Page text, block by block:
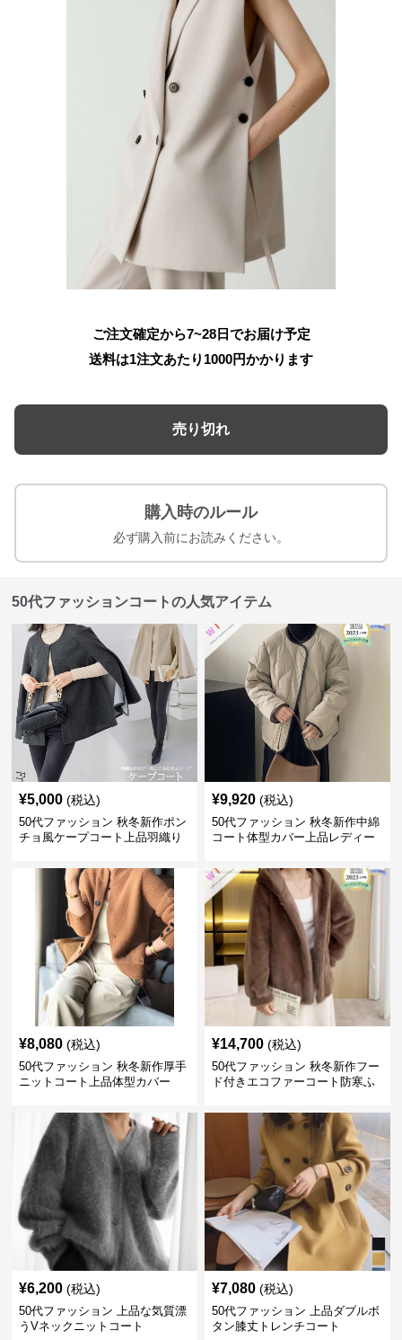
ご注文確定から7~28日でお届け予定
送料は1注文あたり 1000円かかります
売り切れ
購入時のルール
必ず購入前にお読みください。
50代ファッションコートの人気アイテム
¥5,000 (税込)
50代ファッション 秋冬新作ポン
チョ風ケープコート上品羽織り
¥9,920 (税込)
50代ファッション 秋冬新作中綿
コート体型カバー上品レディー
¥8,080 (税込)
50代ファッション 秋冬新作厚手
ニットコート上品体型カバー
¥14,700 (税込)
50代ファッション 秋冬新作フー
ド付きエコファーコート防寒ふ
¥6,200 (税込)
50代ファッション 上品な気質漂
うVネックニットコート
¥7,080 (税込)
50代ファッション 上品ダブルボ
タン膝丈トレンチコート